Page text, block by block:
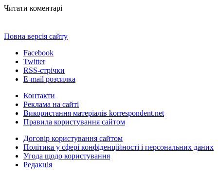
Читати коментарі
Повна версія сайту
Facebook
Twitter
RSS-стрічки
E-mail розсилка
Контакти
Реклама на сайті
Використання матеріалів korrespondent.net
Правила користування сайтом
Договір користування сайтом
Політика у сфері конфіденційності і персональних даних
Угода щодо користування
Редакція